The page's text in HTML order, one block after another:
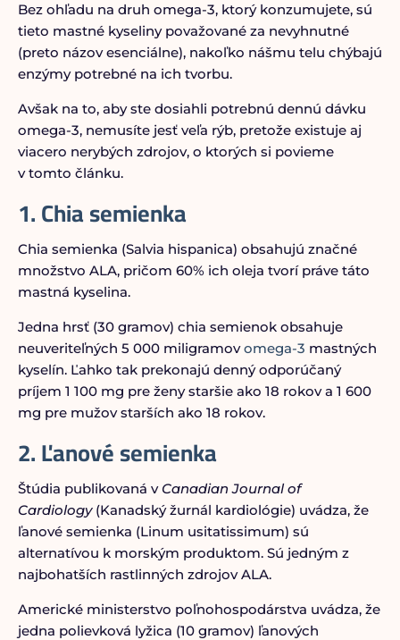
Bez ohľadu na druh omega-3, ktorý konzumujete, sú
tieto mastné kyseliny považované za nevyhnutné
(preto názov esenciálne), nakoľko nášmu telu chýbajú
enzýmy potrebné na ich tvorbu.
Avšak na to, aby ste dosiahli potrebnú dennú dávku
omega-3, nemusíte jesť veľa rýb, pretože existuje aj
viacero nerybých zdrojov, o ktorých si povieme
v tomto článku.
1. Chia semienka
Chia semienka (Salvia hispanica) obsahujú značné
množstvo ALA, pričom 60% ich oleja tvorí práve táto
mastná kyselina.
Jedna hrsť (30 gramov) chia semienok obsahuje
neuveriteľných 5 000 miligramovomega-3 mastných
kyselín. Ľahko tak prekonajú denný odporúčaný
príjem 1 100 mg pre ženy staršie ako 18 rokov a 1 600
mg pre mužov starších ako 18 rokov.
2. Ľanové semienka
Štúdia publikovaná v Canadian Journal of
Cardiology(Kanadský žurnál kardiológie) uvádza, že
ľanové semienka (Linum usitatissimum) sú
alternatívou k morským produktom. Sú jedným z
najbohatších rastlinných zdrojov ALA.
Americké ministerstvo poľnohospodárstva uvádza, že
jedna polievková lyžica (10 gramov) ľanových